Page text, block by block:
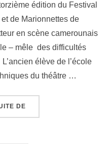
édition du Festival
de Marionnettes de
en scène camerounais
– mêle des difficultés
élève de l’école
du théâtre …
DE